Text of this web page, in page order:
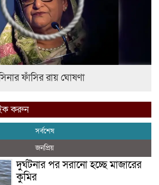
ফাঁসির রায় ঘোষণা
করুন
সর্বশেষ
জনপ্রিয়
দুর্ঘটনার পর সরানো হচ্ছে মাজারের
কুমির